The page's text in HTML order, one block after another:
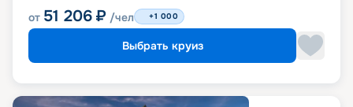
от 51 206 ₽ /чел +1 000
Выбрать круиз